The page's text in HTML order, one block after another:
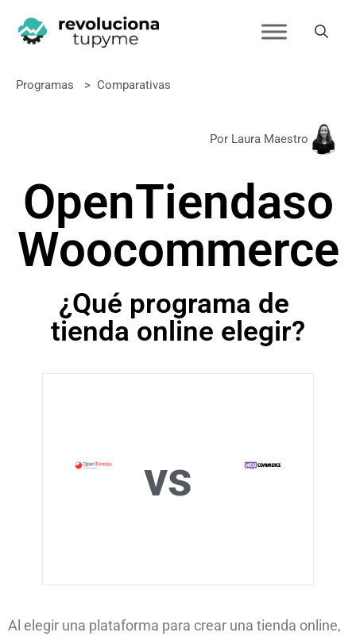
Programas > Comparativas
Por Laura Maestro
OpenTiendaso
Woocommerce
¿Qué programa de
tienda online elegir?
vs
Al elegir una plataforma para crear una tienda online,